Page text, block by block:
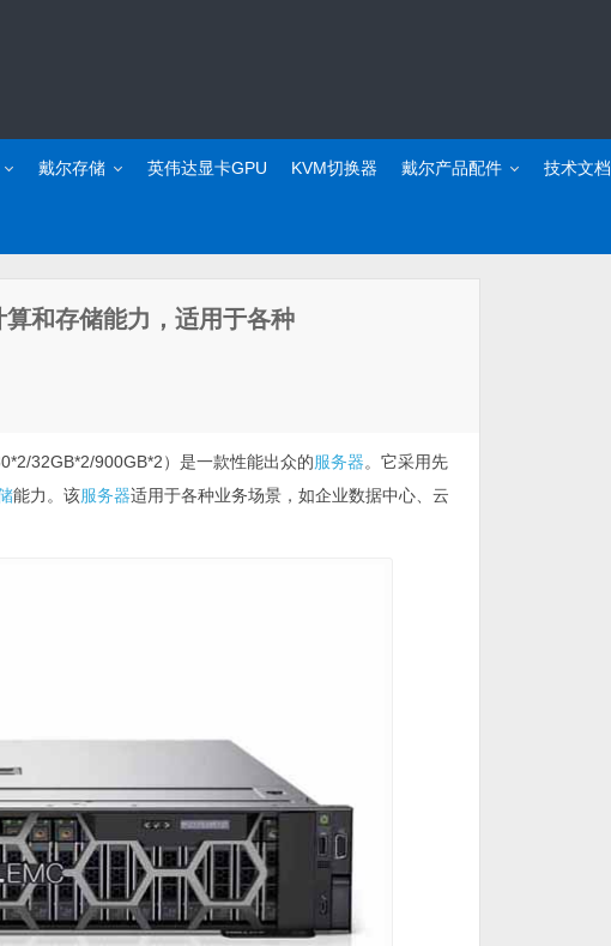
戴尔存储 英伟达显卡GPU KVM切换器 戴尔产品配件 技术文档
和存储能力，适用于各种
32GB*2/900GB*2）是一款性能出众的服务器。它采用先
能力。该服务器适用于各种业务场景，如企业数据中心、云